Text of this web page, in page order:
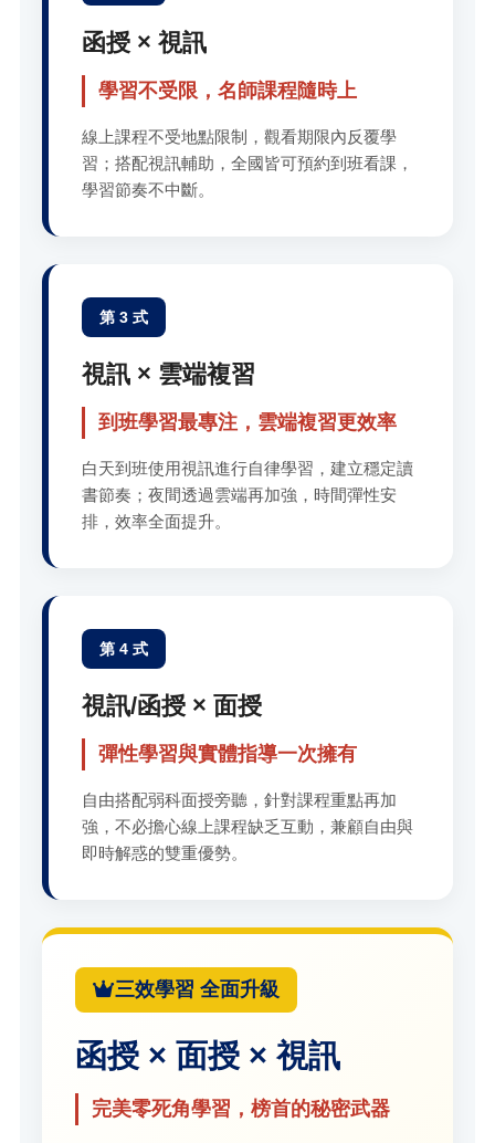
函授 × 視訊
學習不受限，名師課程隨時上
線上課程不受地點限制，觀看期限內反覆學
習；搭配視訊輔助，全國皆可預約到班看課，
學習節奏不中斷。
第 3 式
視訊 × 雲端複習
到班學習最專注，雲端複習更效率
白天到班使用視訊進行自律學習，建立穩定讀
書節奏；夜間透過雲端再加強，時間彈性安
排，效率全面提升。
第 4 式
視訊/函授 × 面授
彈性學習與實體指導一次擁有
自由搭配弱科面授旁聽，針對課程重點再加
強，不必擔心線上課程缺乏互動，兼顧自由與
即時解惑的雙重優勢。
三效學習 全面升級
函授 × 面授 × 視訊
完美零死角學習，榜首的秘密武器